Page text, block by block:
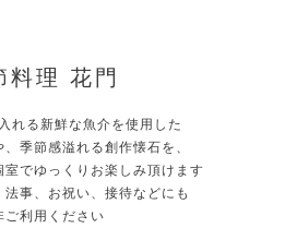
料理 花門
れる新鮮な魚介を使用した
季節感溢れる創作懐石を、
室でゆっくりお楽しみ頂けます
法事、お祝い、接待などにも
ご利用ください